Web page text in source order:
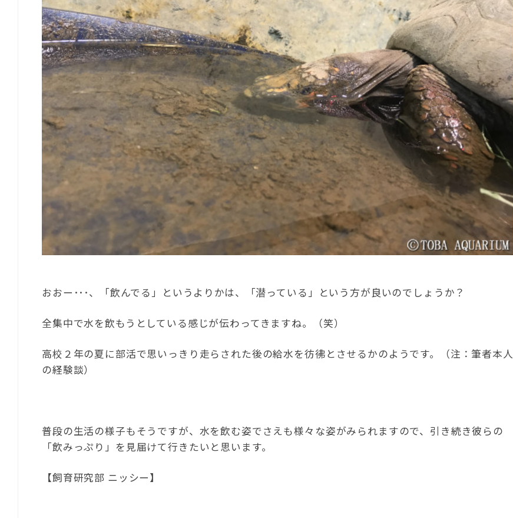
おおー･･･、「飲んでる」というよりかは、「潜っている」という方が良いのでしょうか？
全集中で水を飲もうとしている感じが伝わってきますね。（笑）
高校２年の夏に部活で思いっきり走らされた後の給水を彷彿とさせるかのようです。（注：筆者本人
の経験談）
普段の生活の様子もそうですが、水を飲む姿でさえも様々な姿がみられますので、引き続き彼らの
「飲みっぷり」を見届けて行きたいと思います。
【飼育研究部 ニッシー】